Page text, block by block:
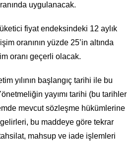
uygulanacak.
fiyat endeksindeki 12 aylık
oranının yüzde 25’in altında
oranı geçerli olacak.
yılının başlangıç tarihi ile bu
yayımı tarihi (bu tarihler
mevcut sözleşme hükümlerine
bu maddeye göre tekrar
mahsup ve iade işlemleri